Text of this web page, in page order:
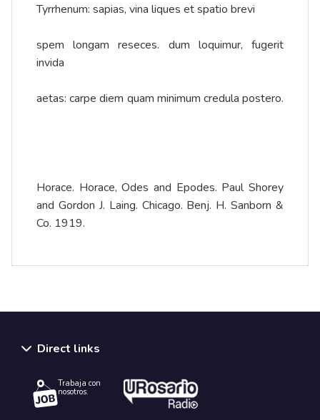
Tyrrhenum: sapias, vina liques et spatio brevi
spem longam reseces. dum loquimur, fugerit
invida
aetas: carpe diem quam minimum credula postero.
Horace. Horace, Odes and Epodes. Paul Shorey
and Gordon J. Laing. Chicago. Benj. H. Sanborn &
Co. 1919.
Direct links
Trabaja con
nosotros.